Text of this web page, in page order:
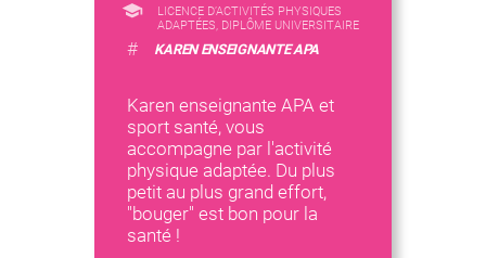
LICENCE D’ACTIVITÉS PHYSIQUES
ADAPTÉES, DIPLÔME UNIVERSITAIRE
# KAREN ENSEIGNANTE APA
Karen enseignante APA et
sport santé, vous
accompagne par l'activité
physique adaptée. Du plus
petit au plus grand effort,
"bouger" est bon pour la
santé !